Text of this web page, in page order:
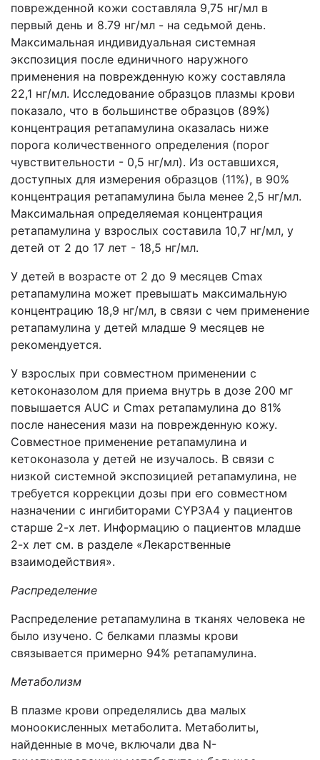
поврежденной кожи составляла 9,75 нг/мл в
первый день и 8.79 нг/мл - на седьмой день.
Максимальная индивидуальная системная
экспозиция после единичного наружного
применения на поврежденную кожу составляла
22,1 нг/мл. Исследование образцов плазмы крови
показало, что в большинстве образцов (89%)
концентрация ретапамулина оказалась ниже
порога количественного определения (порог
чувствительности - 0,5 нг/мл). Из оставшихся,
доступных для измерения образцов (11%), в 90%
концентрация ретапамулина была менее 2,5 нг/мл.
Максимальная определяемая концентрация
ретапамулина у взрослых составила 10,7 нг/мл, у
детей от 2 до 17 лет - 18,5 нг/мл.
У детей в возрасте от 2 до 9 месяцев Cmax
ретапамулина может превышать максимальную
концентрацию 18,9 нг/мл, в связи с чем применение
ретапамулина у детей младше 9 месяцев не
рекомендуется.
У взрослых при совместном применении с
кетоконазолом для приема внутрь в дозе 200 мг
повышается AUC и Cmax ретапамулина до 81%
после нанесения мази на поврежденную кожу.
Совместное применение ретапамулина и
кетоконазола у детей не изучалось. В связи с
низкой системной экспозицией ретапамулина, не
требуется коррекции дозы при его совместном
назначении с ингибиторами CYP3A4 у пациентов
старше 2-х лет. Информацию о пациентов младше
2-х лет см. в разделе «Лекарственные
взаимодействия».
Распределение
Распределение ретапамулина в тканях человека не
было изучено. С белками плазмы крови
связывается примерно 94% ретапамулина.
Метаболизм
В плазме крови определялись два малых
моноокисленных метаболита. Метаболиты,
найденные в моче, включали два N-